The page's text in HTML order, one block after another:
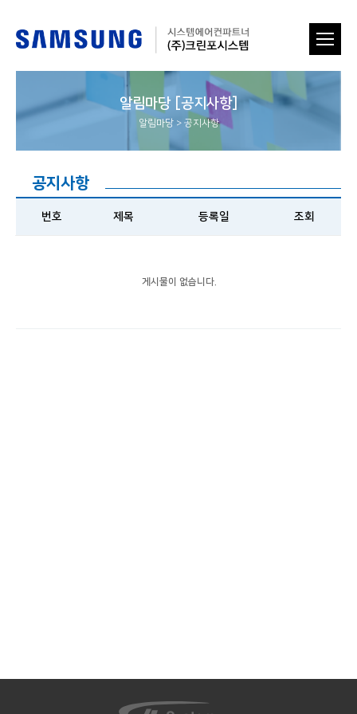
알림마당 [공지사항]
알림마당 > 공지사항
공지사항
번호 제목 등록일 조회
게시물이 없습니다.